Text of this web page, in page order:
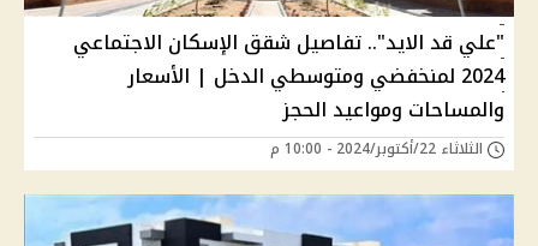
"علي قد الايد".. تفاصيل شقق الإسكان الاجتماعي
2024 لمنخفضي ومتوسطي الدخل | الأسعار
والمساحات ومواعيد الحجز
الثلاثاء 22/أكتوبر/2024 - 10:00 م